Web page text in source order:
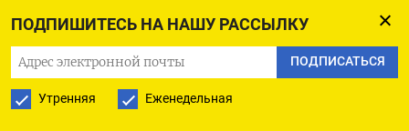
ПОДПИШИТЕСЬ НА НАШУ РАССЫЛКУ
ПОДПИСАТЬСЯ
Утренняя Еженедельная
бывший оператор ФБК Павел
Зеленский.Следующее заседание по делу
состоится 24 мая.